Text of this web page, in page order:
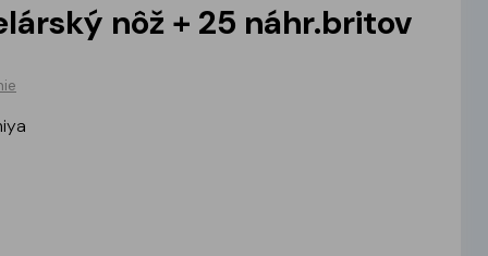
nôž + 25 náhr.britov